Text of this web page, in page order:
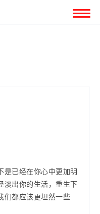
是已经在你心中更加明
淡出你的生活，重生下
们都应该更坦然一些